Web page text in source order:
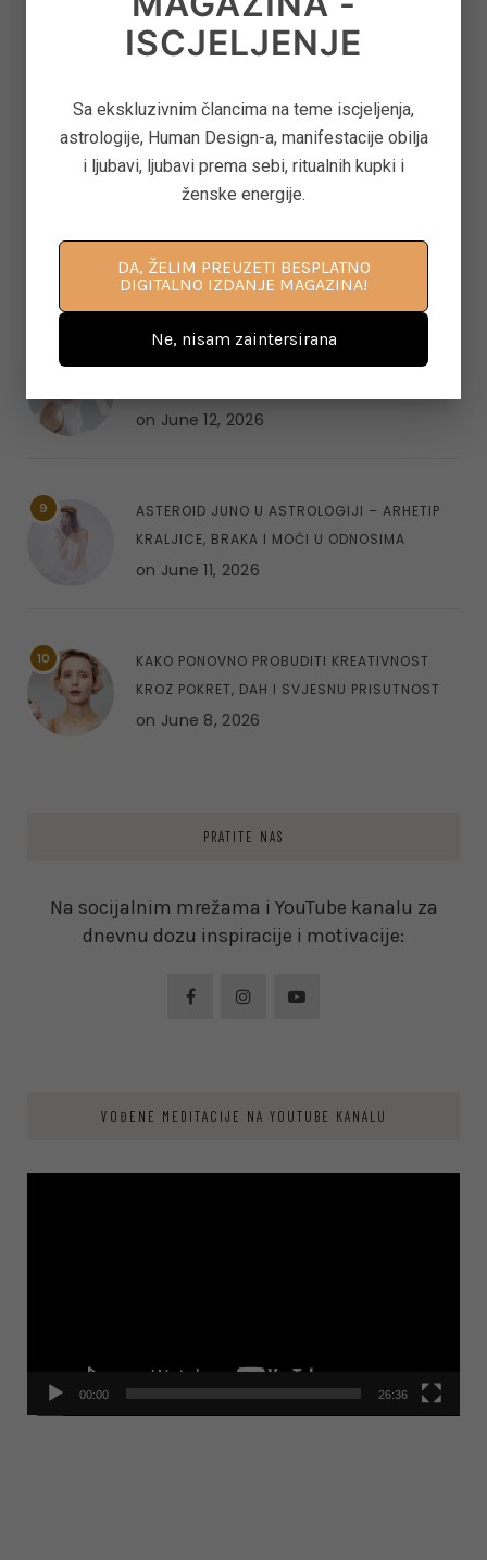
TAROT PORUKE ZA SVE ZNAKOVE ZODIJAKA –
LJETO 2026.
GLASU
June 22, 2026
on June 12, 2026
9
ASTEROID JUNO U ASTROLOGIJI – ARHETIP
KRALJICE, BRAKA I MOĆI U ODNOSIMA
on June 11, 2026
10
KAKO PONOVNO PROBUDITI KREATIVNOST
KROZ POKRET, DAH I SVJESNU PRISUTNOST
on June 8, 2026
PRATITE NAS
Na socijalnim mrežama i YouTube kanalu za
dnevnu dozu inspiracije i motivacije:
VOĐENE MEDITACIJE NA YOUTUBE KANALU
00:00 26:36
ISCJELJENJE
Sa ekskluzivnim člancima na teme iscjeljenja,
astrologije, Human Design-a, manifestacije obilja
i ljubavi, ljubavi prema sebi, ritualnih kupki i
ženske energije.
DA, ŽELIM PREUZETI BESPLATNO
DIGITALNO IZDANJE MAGAZINA!
Ne, nisam zaintersirana